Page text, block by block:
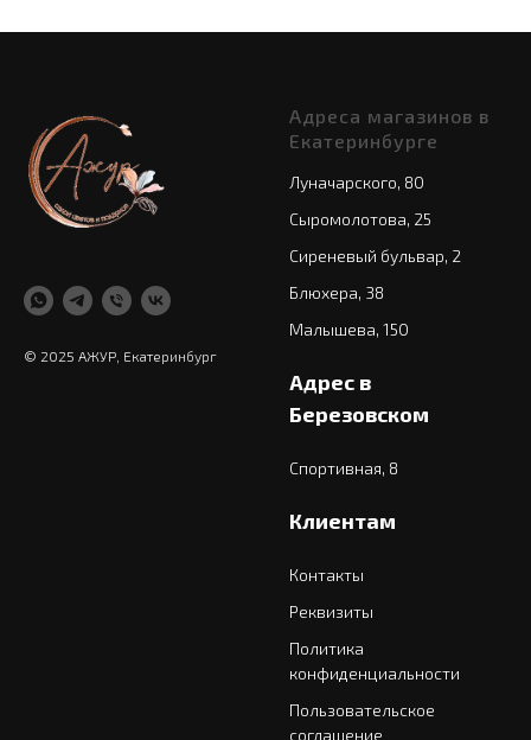
© 2025 АЖУР, Екатеринбург
Адреса магазинов в
Екатеринбурге
Луначарского, 80
Сыромолотова, 25
Сиреневый бульвар, 2
Блюхера, 38
Малышева, 150
Адрес в
Березовском
Спортивная, 8
Клиентам
Контакты
Реквизиты
Политика
конфиденциальности
Пользовательское
соглашение